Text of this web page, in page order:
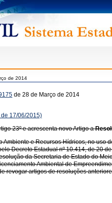
de 2014
de 28 de Março de 2014
17/06/2015)
23º e acrescenta novo Artigo a
Ambiente e Recursos Hídricos, no uso
Decreto Estadual nº 10.414, de 20
da Secretaria de Estado do
Ambiental de
revogar artigos de resoluções